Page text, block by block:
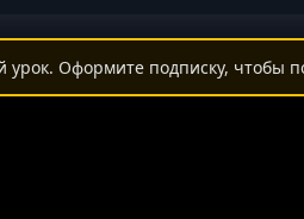
урок. Оформите подписку, чтобы